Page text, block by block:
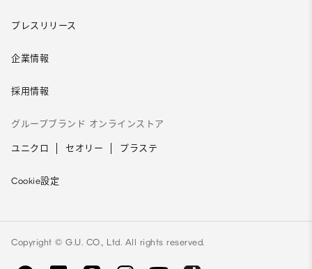
プレスリリース
企業情報
採用情報
グループブランド オンラインストア
ユニクロ セオリー プラステ
Cookie設定
Copyright © G.U. CO., Ltd. All rights reserved.